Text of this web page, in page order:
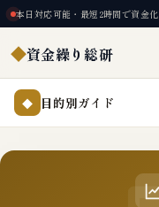
本日対応可能・最短2時間で資金化
◆資金繰り総研
◆ 目的別ガイド